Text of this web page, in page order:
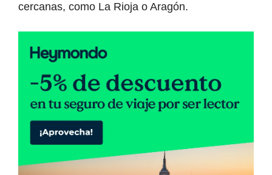
cercanas, como La Rioja o Aragón.